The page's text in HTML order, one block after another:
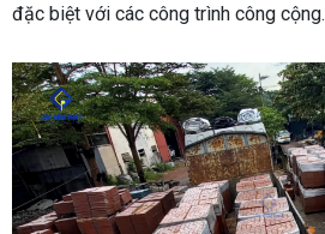
đặc biệt với các công trình công cộng.